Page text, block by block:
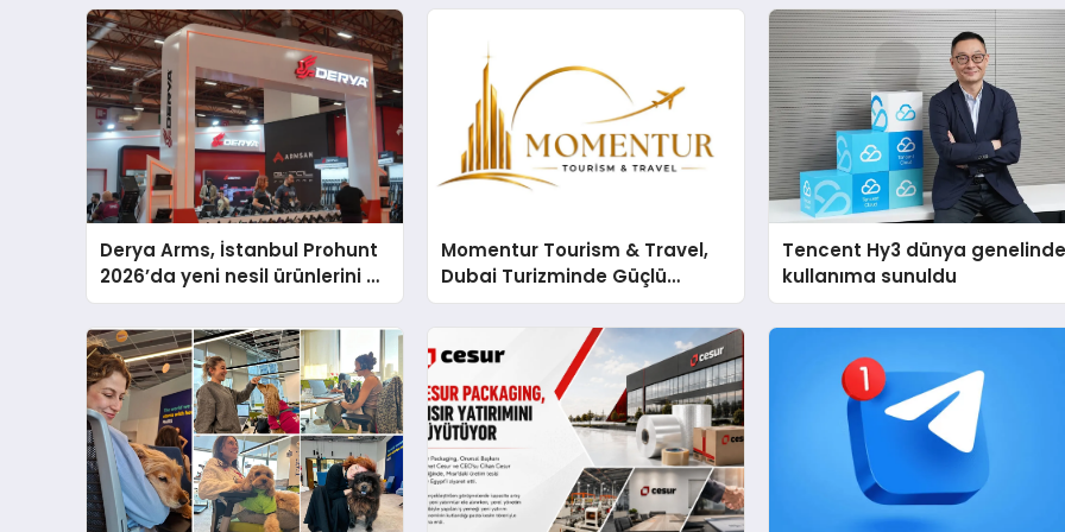
Derya Arms, İstanbul Prohunt
2026’da yeni nesil ürünlerini ve
global marka vizyonunu
sergiledi
Momentur Tourism & Travel,
Dubai Turizminde Güçlü
Operasyon Ağıyla Fark
Tencent Hy3 dünya
kullanıma sunuldu